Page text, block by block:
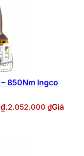
850Nm Ingco
2.052.000 ₫Giá